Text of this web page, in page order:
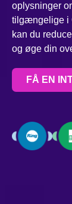
oplysninger
tilgængelige i
kan du
og øge din
FÅ EN